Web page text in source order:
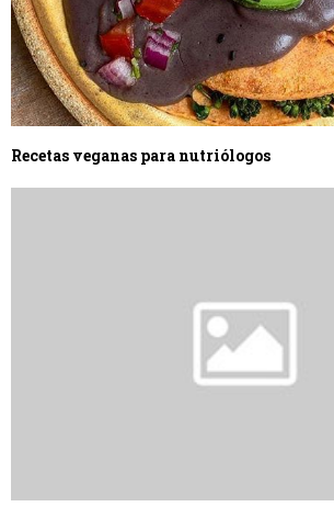
Recetas veganas para nutriólogos